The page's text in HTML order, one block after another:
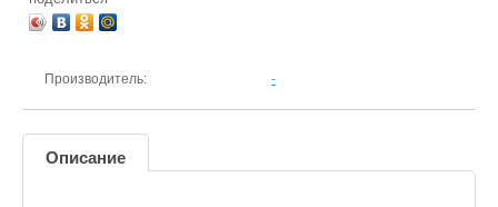
Производитель: -
Описание